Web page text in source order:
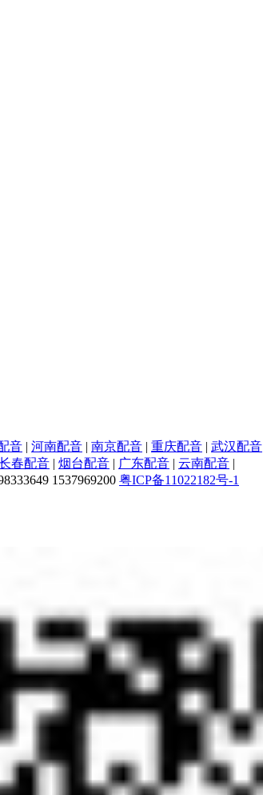
音 | 河南配音 | 南京配音 | 重庆配音 | 武汉配音
春配音 | 烟台配音 | 广东配音 | 云南配音 |
1537969200 粤ICP备11022182号-1